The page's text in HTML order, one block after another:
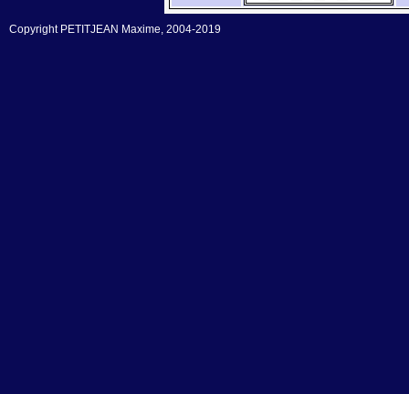
Copyright PETITJEAN Maxime, 2004-2019